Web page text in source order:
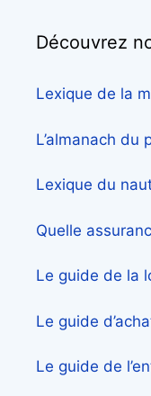
Découvrez
Lexique de la
L’almanach du
Lexique du
Quelle
Le guide de la
Le guide
Le guide de